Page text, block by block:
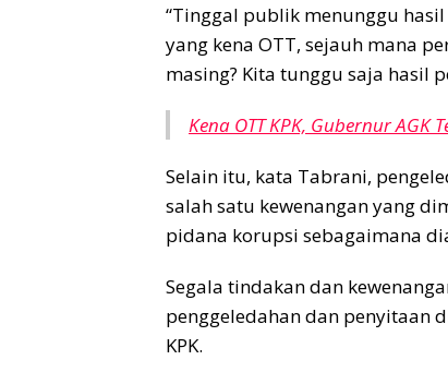
“Tinggal publik menunggu
yang kena OTT, sejauh mana
masing? Kita tunggu saja hasil
Kena OTT KPK, Gubernur AGK
Selain itu, kata Tabrani,
salah satu kewenangan yang
pidana korupsi sebagaimana
Segala tindakan dan
penggeledahan dan penyitaan
KPK.